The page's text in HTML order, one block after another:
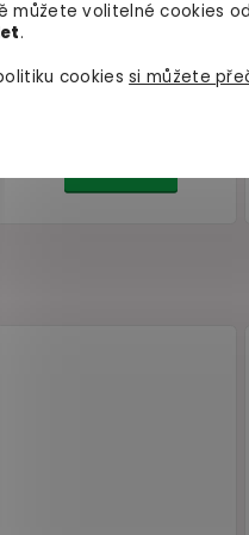
můžete volitelné cookies
.
cookiessi můžete